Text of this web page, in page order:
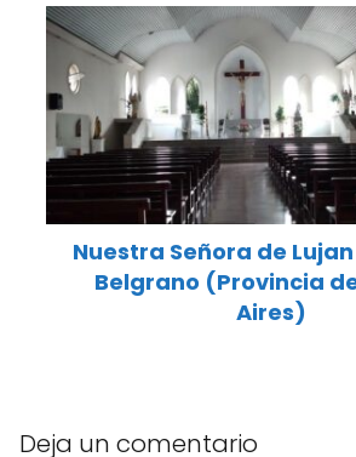
Nuestra Señora de
Belgrano (Provincia
Aires)
Deja un comentario